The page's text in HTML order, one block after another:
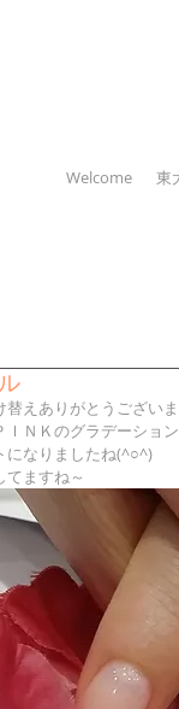
Welcome 東
替えありがとうござい
ＩＮＫのグラデーショ
になりましたね(^○^)
てますね～